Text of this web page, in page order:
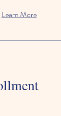
Learn More